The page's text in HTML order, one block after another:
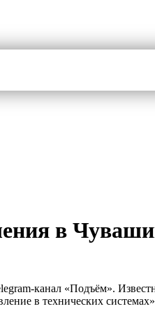
в
канал «Подъём».
в технических